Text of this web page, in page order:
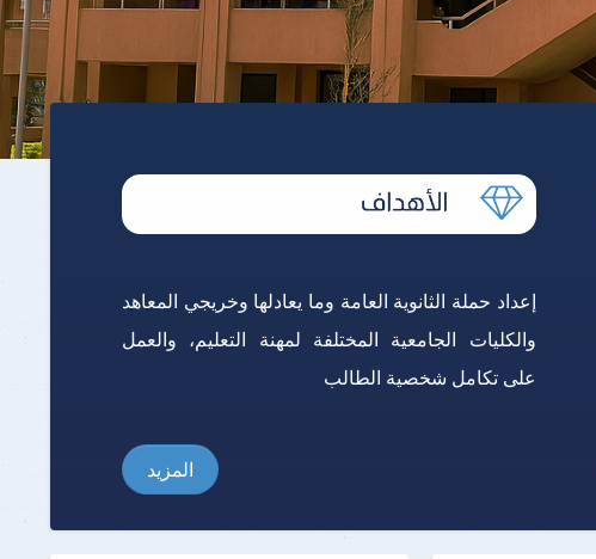
إعداد حملة الثانوية العامة وما يعادلها وخريجي المعاهد
والكليات الجامعية المختلفة لمهنة التعليم، والعمل
على تكامل شخصية الطالب
المزيد